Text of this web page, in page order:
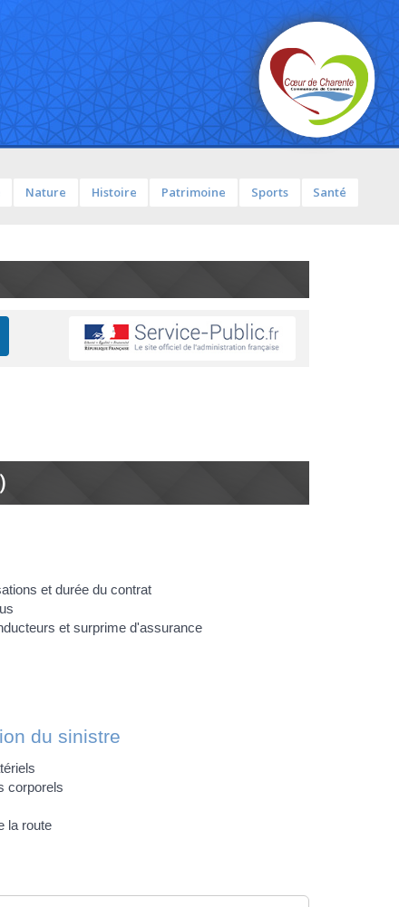
Nature Histoire Patrimoine Sports
Santé
et durée du contrat
et surprime d'assurance
du sinistre
corporels
la route